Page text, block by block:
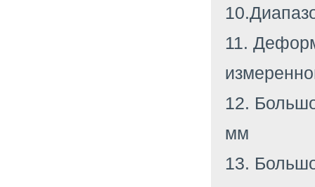
11.
12.
мм
13.